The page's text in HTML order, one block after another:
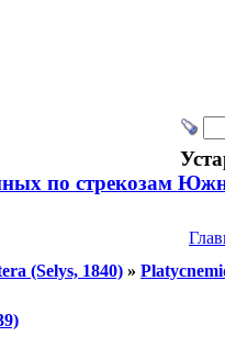
по стрекозам
(Selys, 1840) »